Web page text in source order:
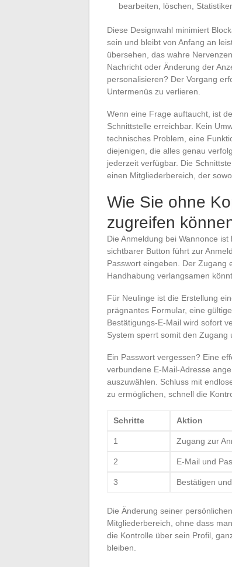
bearbeiten, löschen,
Diese Designwahl minimiert
sein und bleibt von Anfang an
übersehen, das wahre
Nachricht oder Änderung der
personalisieren? Der Vorgang
Untermenüs zu verlieren.
Wenn eine Frage auftaucht, ist
Schnittstelle erreichbar. Kein
technisches Problem, eine
diejenigen, die alles genau
jederzeit verfügbar. Die
einen Mitgliederbereich, der
Wie Sie ohne
zugreifen
Die Anmeldung bei Wannonce
sichtbarer Button führt zur
Passwort eingeben. Der Zugang
Handhabung verlangsamen
Für Neulinge ist die Erstellung
prägnantes Formular, eine
Bestätigungs-E-Mail wird sofort
System sperrt somit den Zugang
Ein Passwort vergessen? Eine
verbundene E-Mail-Adresse
auszuwählen. Schluss mit
zu ermöglichen, schnell die
Schritte Aktion
1 Zugang zur
2 E-Mail und
3 Bestätigen
Die Änderung seiner
Mitgliederbereich, ohne dass
die Kontrolle über sein Profil,
bleiben.